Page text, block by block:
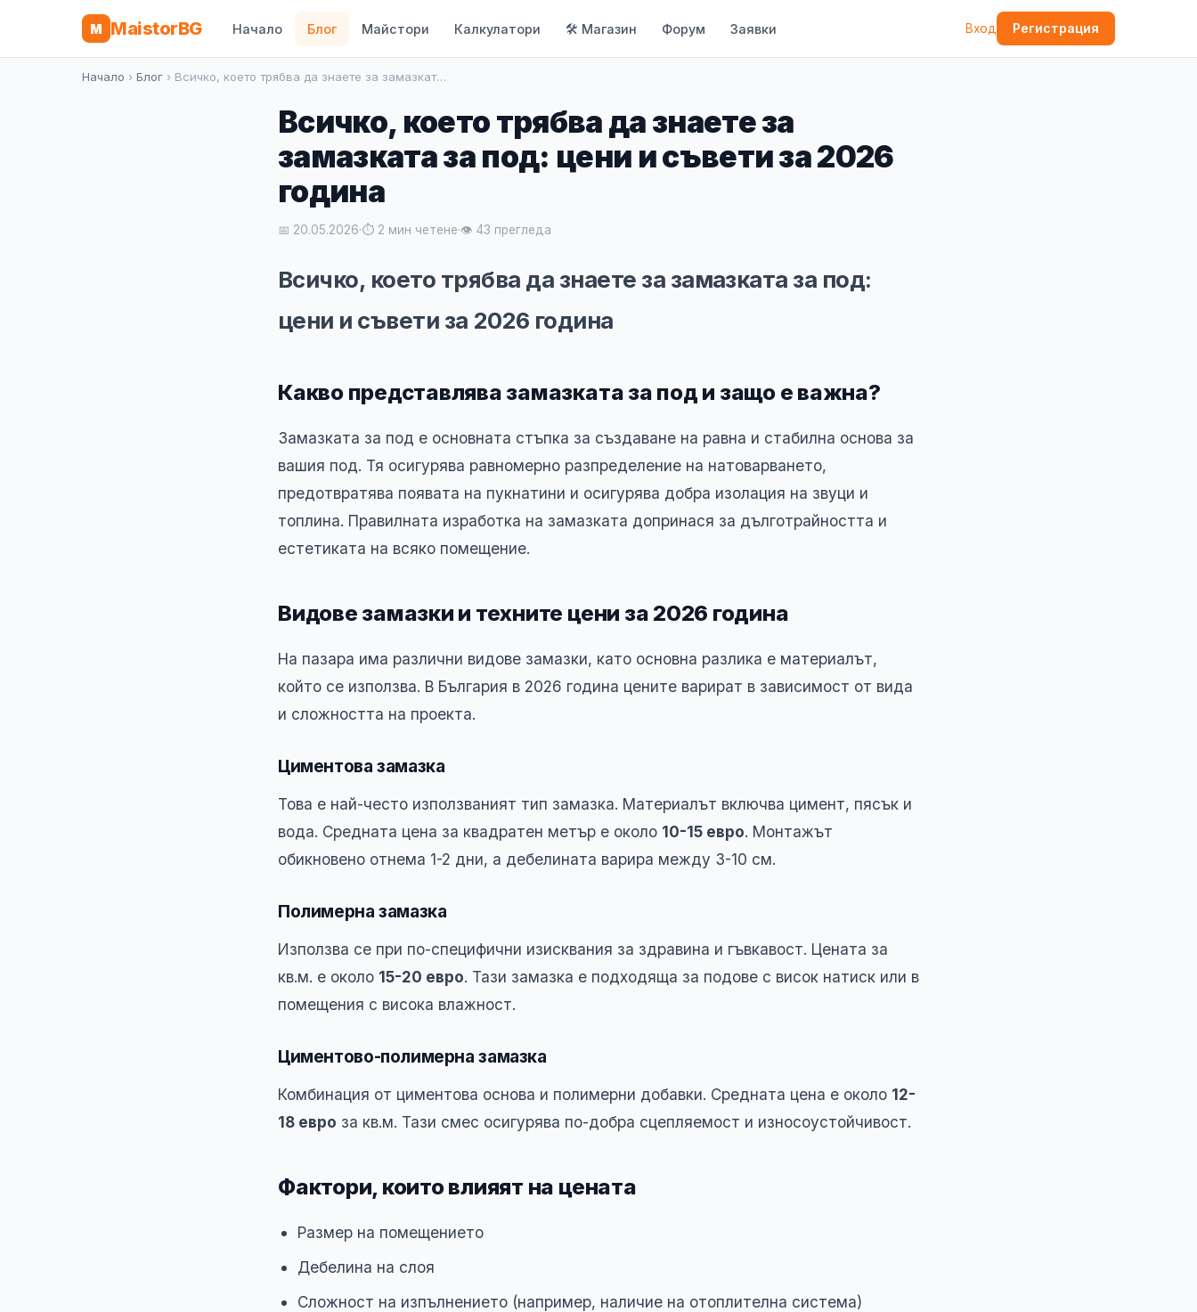
M MaistorBG Начало Блог Майстори Калкулатори 🛠 Магазин Форум Заявки Вход Регистрация
Начало › Блог › Всичко, което трябва да знаете за замазкат…
Всичко, което трябва да знаете за
замазката за под: цени и съвети за 2026
година
📅 20.05.2026·⏱ 2 мин четене·👁 43 прегледа
Всичко, което трябва да знаете за замазката за под:
цени и съвети за 2026 година
Какво представлява замазката за под и защо е важна?
Замазката за под е основната стъпка за създаване на равна и стабилна основа за
вашия под. Тя осигурява равномерно разпределение на натоварването,
предотвратява появата на пукнатини и осигурява добра изолация на звуци и
топлина. Правилната изработка на замазката допринася за дълготрайността и
естетиката на всяко помещение.
Видове замазки и техните цени за 2026 година
На пазара има различни видове замазки, като основна разлика е материалът,
който се използва. В България в 2026 година цените варират в зависимост от вида
и сложността на проекта.
Циментова замазка
Това е най-често използваният тип замазка. Материалът включва цимент, пясък и
вода. Средната цена за квадратен метър е около 10-15 евро. Монтажът
обикновено отнема 1-2 дни, а дебелината варира между 3-10 см.
Полимерна замазка
Използва се при по-специфични изисквания за здравина и гъвкавост. Цената за
кв.м. е около 15-20 евро. Тази замазка е подходяща за подове с висок натиск или в
помещения с висока влажност.
Циментово-полимерна замазка
Комбинация от циментова основа и полимерни добавки. Средната цена е около 12-
18 евро за кв.м. Тази смес осигурява по-добра сцепляемост и износоустойчивост.
Фактори, които влияят на цената
Размер на помещението
Дебелина на слоя
Сложност на изпълнението (например, наличие на отоплителна система)